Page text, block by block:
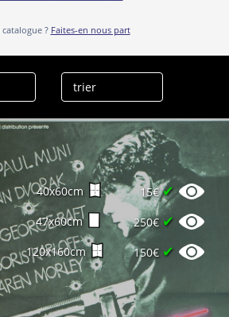
? Faites-en nous part
Belinsky
effacer l’historique
40x60cm 15€✔
47x60cm 250€ ✔
120x160cm 150€ ✔